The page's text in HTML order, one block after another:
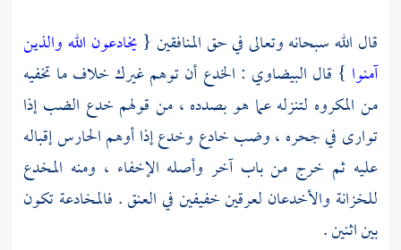
قال الله سبحانه وتعالى في حق المنافقين { يخادعون الله والذين
آمنوا } قال البيضاوي : الخدع أن توهم غيرك خلاف ما تخفيه
من المكروه لتنزله عما هو بصدده ، من قولهم خدع الضب إذا
توارى في جحره ، وضب خادع وخدع إذا أوهم الحارس إقباله
عليه ثم خرج من باب آخر وأصله الإخفاء ، ومنه المخدع
للخزانة والأخدعان لعرقين خفيفين في العنق . فالمخادعة تكون
بين اثنين .